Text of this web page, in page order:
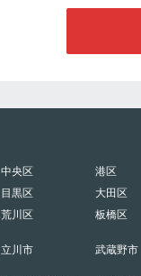
中央区 港区
目黒区 大田区
荒川区 板橋区
立川市 武蔵野市